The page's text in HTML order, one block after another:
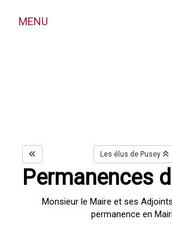
MENU
Les élus de Pusey
Permanences
Monsieur le Maire et ses
permanence en